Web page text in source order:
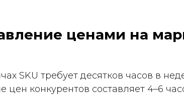
ценами на
SKU требует десятков часов в
конкурентов составляет 4–6